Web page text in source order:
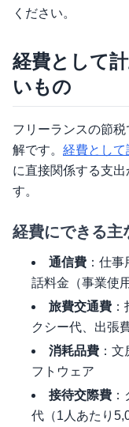
ください。
経費として
いもの
フリーランスの節
解です。 経費とし
に直接関係する支
す。
経費にできる主
通信費 ：仕
話料金（事業使
旅費交通費
クシー代、出張
消耗品費 ：
フトウェア
接待交際費
代（1人あたり